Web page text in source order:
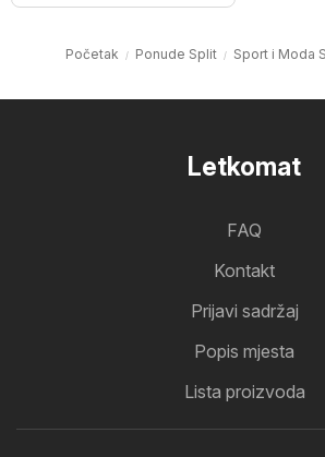
Početak Ponude Split Sport i Moda
Letkomat
FAQ
Kontakt
Prijavi sadržaj
Popis mjesta
Lista proizvoda